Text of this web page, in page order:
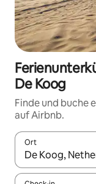
De Koog
Finde und buche
auf Airbnb.
Ort
Wenn